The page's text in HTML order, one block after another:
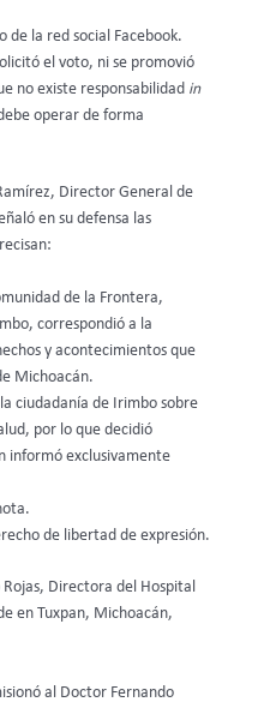
de la red social Facebook.
el voto, ni se promovió
no existe responsabilidad in
operar de forma
Director General de
en su defensa las
de la Frontera,
correspondió a la
y acontecimientos que
Michoacán.
ciudadanía de Irimbo sobre
por lo que decidió
informó exclusivamente
de libertad de expresión.
Directora del Hospital
en Tuxpan, Michoacán,
al Doctor Fernando